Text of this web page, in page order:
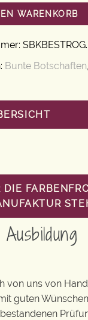
WARENKORB
SBKBESTROG.
Bunte Botschaften
von uns von
guten